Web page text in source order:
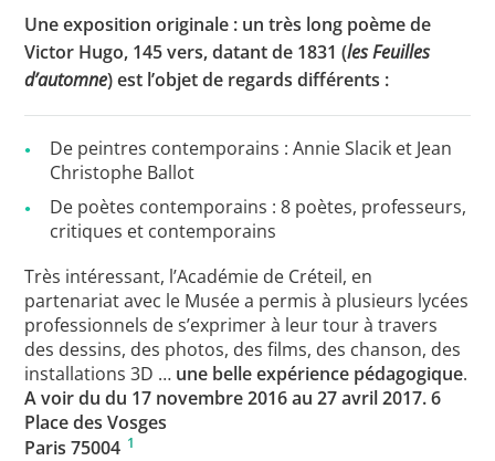
Toutes les actualités
Les rendez-vous de l’APHG
Concours de recrutement
Concours scolaires
Conférences, tables rondes
Critique d’ouvrages publiés
Culture
Une exposition originale : un très long poème de
Victor Hugo, 145 vers, datant de 1831 (les Feuilles
d’automne) est l’objet de regards différents :
De peintres contemporains : Annie Slacik et Jean
Christophe Ballot
De poètes contemporains : 8 poètes, professeurs,
critiques et contemporains
Très intéressant, l’Académie de Créteil, en
partenariat avec le Musée a permis à plusieurs lycées
professionnels de s’exprimer à leur tour à travers
des dessins, des photos, des films, des chanson, des
installations 3D … une belle expérience pédagogique.
A voir du du 17 novembre 2016 au 27 avril 2017. 6
Place des Vosges
Paris 75004 1